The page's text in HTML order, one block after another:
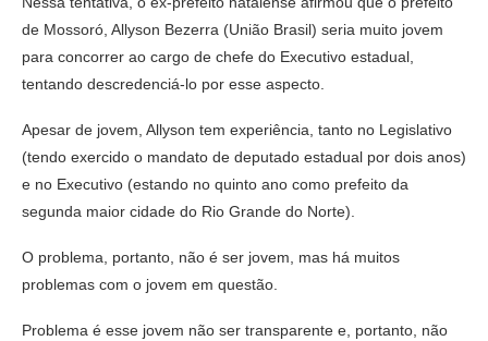
de Mossoró, Allyson Bezerra (União Brasil) seria muito jovem
para concorrer ao cargo de chefe do Executivo estadual,
tentando descredenciá-lo por esse aspecto.
Apesar de jovem, Allyson tem experiência, tanto no Legislativo
(tendo exercido o mandato de deputado estadual por dois anos)
e no Executivo (estando no quinto ano como prefeito da
segunda maior cidade do Rio Grande do Norte).
O problema, portanto, não é ser jovem, mas há muitos
problemas com o jovem em questão.
Problema é esse jovem não ser transparente e, portanto, não